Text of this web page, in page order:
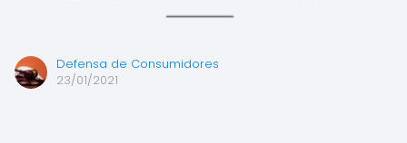
Defensa de Consumidores
23/01/2021